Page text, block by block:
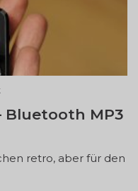
Bluetooth MP3
retro, aber für den